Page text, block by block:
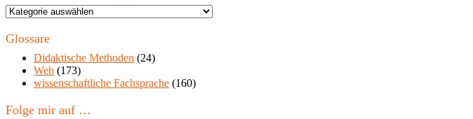
Themen
diesem
Glossare
Didaktische Methoden (24)
Web (173)
wissenschaftliche Fachsprache (160)
Folge mir auf …